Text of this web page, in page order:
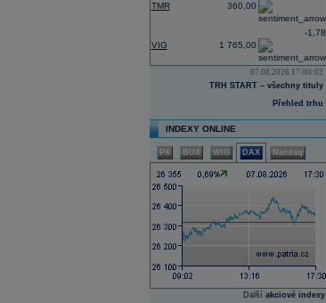
TMR 360,00
VIG 1 765,00
-1,78
07.08.2026 17:00:02
TRH START – všechny tituly
Přehled trhu
INDEXY ONLINE
PX BUX WIG DAX Nasdaq
Další akciové indexy